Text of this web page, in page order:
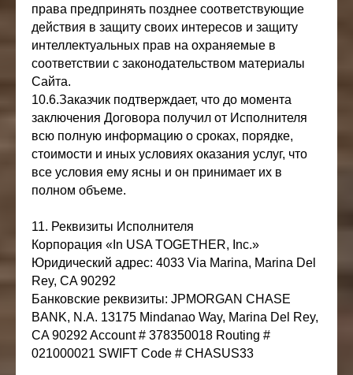
права предпринять позднее соответствующие
действия в защиту своих интересов и защиту
интеллектуальных прав на охраняемые в
соответствии с законодательством материалы
Сайта.
10.6.Заказчик подтверждает, что до момента
заключения Договора получил от Исполнителя
всю полную информацию о сроках, порядке,
стоимости и иных условиях оказания услуг, что
все условия ему ясны и он принимает их в
полном объеме.
11. Реквизиты Исполнителя
Корпорация «In USA TOGETHER, Inc.»
Юридический адрес: 4033 Via Marina, Marina Del
Rey, CA 90292
Банковские реквизиты: JPMORGAN CHASE
BANK, N.A. 13175 Mindanao Way, Marina Del Rey,
CA 90292 Account # 378350018 Routing #
021000021 SWIFT Code # CHASUS33